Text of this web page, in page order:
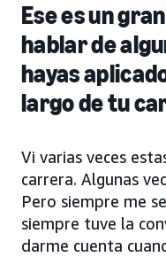
Ese es un
hablar de
hayas
largo de tu
Vi varias veces
carrera. Algunas
Pero siempre me
siempre tuve la
darme cuenta